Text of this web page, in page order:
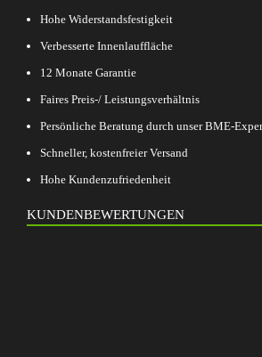
Hohe Widerstandsfestigkeit
Verbesserte Innenlauffläche
12 Monate Garantie
Faires Preis-/ Leistungsverhältnis
Persönliche Beratung durch unser BME-
Schneller, kostenfreier Versand
Hohe Kundenzufriedenheit
KUNDENBEWERTUNGEN